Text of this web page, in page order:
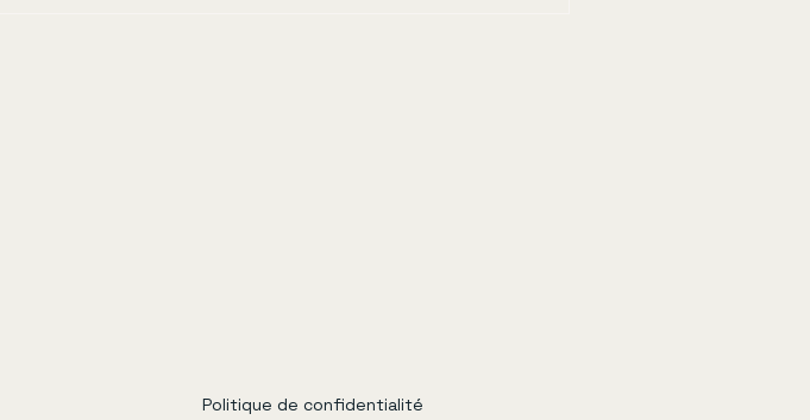
Politique de confidentialité